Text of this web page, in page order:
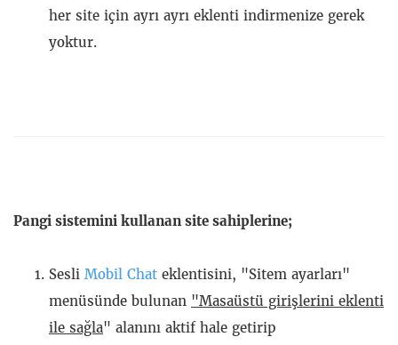
her site için ayrı ayrı eklenti indirmenize gerek
yoktur.
Pangi sistemini kullanan site sahiplerine;
Sesli Mobil Chat eklentisini, "Sitem ayarları"
menüsünde bulunan "Masaüstü girişlerini eklenti
ile sağla" alanını aktif hale getirip